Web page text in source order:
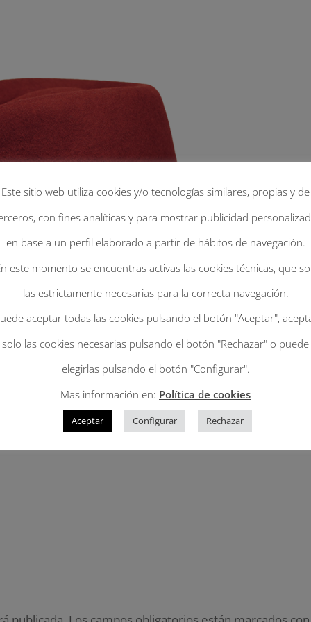
Este sitio web utiliza cookies y/o tecnologías similares, propias y de
con fines analíticas y para mostrar publicidad
en base a un perfil elaborado a partir de hábitos de navegación.
este momento se encuentras activas las cookies técnicas, que
las estrictamente necesarias para la correcta navegación.
aceptar todas las cookies pulsando el botón "Aceptar",
solo las cookies necesarias pulsando el botón "Rechazar" o puede
elegirlas pulsando el botón "Configurar".
Mas información en: Política de cookies
Aceptar - Configurar - Rechazar